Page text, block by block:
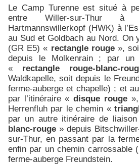
Le Camp Turenne est situé à
entre Willer-sur-Thur
Hartmannswillerkopf (HWK) à
au Sud et Goldbach au Nord. On
(GR E5) « rectangle rouge»,
depuis le Molkenrain ; par un
« rectangle rouge-blanc-
Waldkapelle, soit depuis le
ferme-auberge et chapelle) ; et
par l’itinéraire «disque rouge»,
Herrenfluh par le chemin «
par un autre itinéraire de
blanc-rouge » depuis
sur-Thur, en passant par la
enfin par un chemin carrossable
ferme-auberge Freundstein.